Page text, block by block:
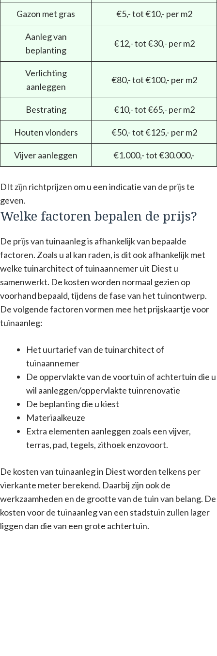
Gazon met gras €5,- tot €10,- per m2
Aanleg van
beplanting
€12,- tot €30,- per m2
Verlichting
aanleggen
€80,- tot €100,- per m2
Bestrating €10,- tot €65,- per m2
Houten vlonders €50,- tot €125,- per m2
Vijver aanleggen €1.000,- tot €30.000,-
DIt zijn richtprijzen om u een indicatie van de prijs te
geven.
Welke factoren bepalen de prijs?
De prijs van tuinaanleg is afhankelijk van bepaalde
factoren. Zoals u al kan raden, is dit ook afhankelijk met
welke tuinarchitect of tuinaannemer uit Diest u
samenwerkt. De kosten worden normaal gezien op
voorhand bepaald, tijdens de fase van het tuinontwerp.
De volgende factoren vormen mee het prijskaartje voor
tuinaanleg:
Het uurtarief van de tuinarchitect of
tuinaannemer
De oppervlakte van de voortuin of achtertuin die u
wil aanleggen/oppervlakte tuinrenovatie
De beplanting die u kiest
Materiaalkeuze
Extra elementen aanleggen zoals een vijver,
terras, pad, tegels, zithoek enzovoort.
De kosten van tuinaanleg in Diest worden telkens per
vierkante meter berekend. Daarbij zijn ook de
werkzaamheden en de grootte van de tuin van belang. De
kosten voor de tuinaanleg van een stadstuin zullen lager
liggen dan die van een grote achtertuin.